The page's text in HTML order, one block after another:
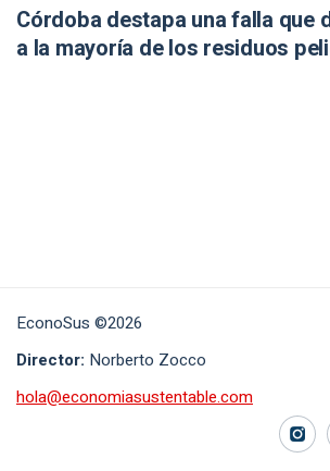
Córdoba destapa una falla que
a la mayoría de los residuos
EconoSus ©2026
Director: Norberto Zocco
hola@economiasustentable.com